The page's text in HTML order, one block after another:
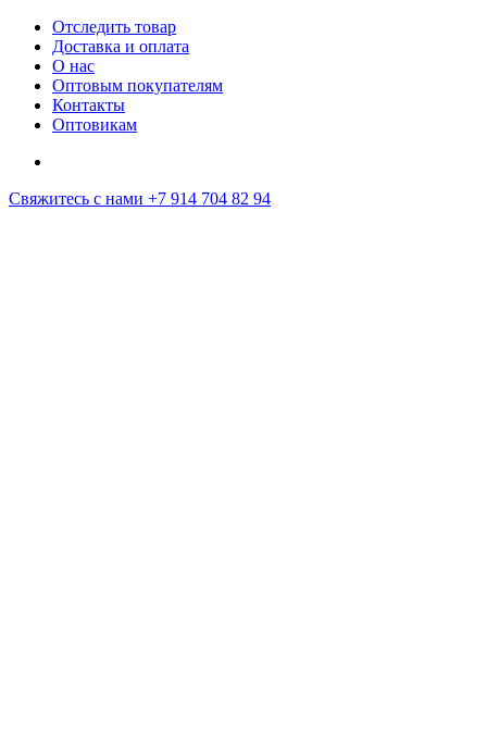
Отследить товар
Доставка и оплата
О нас
Оптовым покупателям
Контакты
Оптовикам
Свяжитесь с нами +7 914 704 82 94